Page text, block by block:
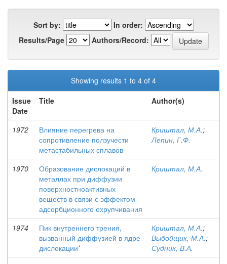
Sort by:
In order:
Results/Page
Authors/Record:
Showing results 1 to 4 of 4
Issue
Date
Title Author(s)
1972
Влияние перегрева на
сопротивление ползучести
метастабильных сплавов
Криштал, М.А.;
Лепин, Г.Ф.
1970
Образование дислокаций в
металлах при диффузии
поверхностноактивных
веществ в связи с эффектом
адсорбционного охрупчивания
Криштал, М.А.
1974
Пик внутреннего трения,
вызванный диффузией в ядре
дислокации*
Криштал, М.А.;
Выбойщик, М.А.;
Судник, В.А.